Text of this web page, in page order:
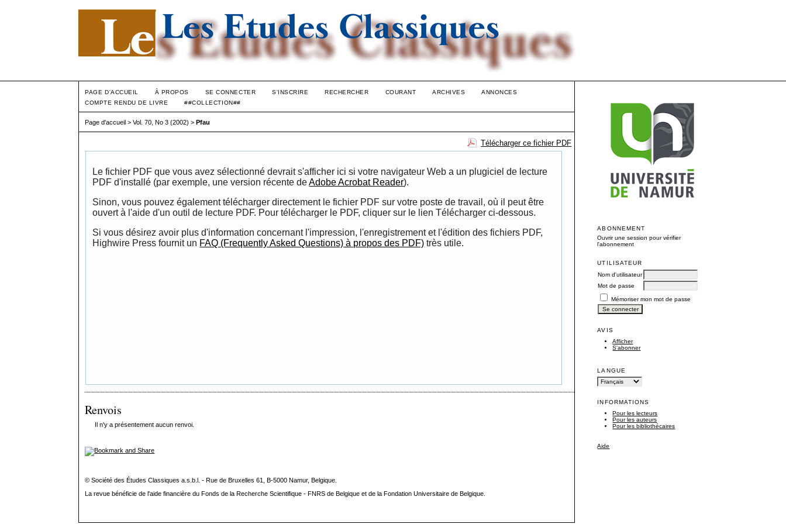
ABONNEMENT
Ouvrir une session pour vérifier
l'abonnement
UTILISATEUR
Nom d'utilisateur
Mot de passe
Mémoriser mon mot de passe
AVIS
Afficher
S'abonner
LANGUE
INFORMATIONS
Pour les lecteurs
Pour les auteurs
Pour les bibliothécaires
Aide
PAGE D'ACCUEIL À PROPOS SE CONNECTER S'INSCRIRE RECHERCHER COURANT ARCHIVES
ANNONCES
COMPTE RENDU DE LIVRE
##COLLECTION##
Page d'accueil >Vol. 70, No 3 (2002) >Pfau
Télécharger ce fichier PDF
Le fichier PDF que vous avez sélectionné devrait s'afficher ici si votre navigateur Web a un plugiciel de lecture
PDF d'installé (par exemple, une version récente deAdobe Acrobat Reader).
Sinon, vous pouvez également télécharger directement le fichier PDF sur votre poste de travail, où il peut être
ouvert à l'aide d'un outil de lecture PDF. Pour télécharger le PDF, cliquer sur le lien Télécharger ci-dessous.
Si vous désirez avoir plus d'information concernant l'impression, l'enregistrement et l'édition des fichiers PDF,
Highwire Press fournit un FAQ (Frequently Asked Questions) à propos des PDF) très utile.
Renvois
Il n'y a présentement aucun renvoi.
© Société des Études Classiques a.s.b.l. - Rue de Bruxelles 61, B-5000 Namur, Belgique.
La revue bénéficie de l'aide financière du Fonds de la Recherche Scientifique - FNRS de Belgique et de la Fondation Universitaire de Belgique.